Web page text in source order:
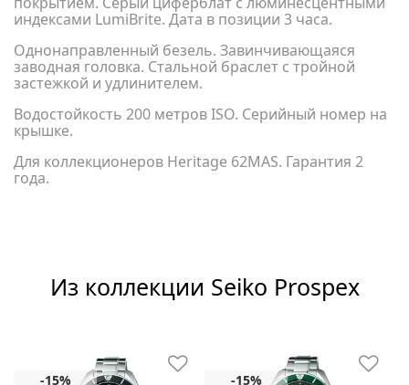
индексами LumiBrite. Дата в позиции 3 часа.
Однонаправленный безель. Завинчивающаяся
заводная головка. Стальной браслет с тройной
застежкой и удлинителем.
Водостойкость 200 метров ISO. Серийный номер на
крышке.
Для коллекционеров Heritage 62MAS. Гарантия 2
года.
Из коллекции Seiko Prospex